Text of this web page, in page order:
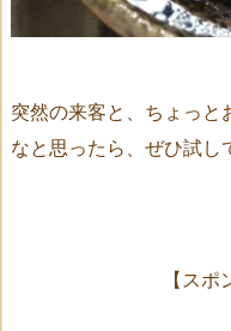
突然の来客と、ちょっと
なと思ったら、ぜひ試し
【ス